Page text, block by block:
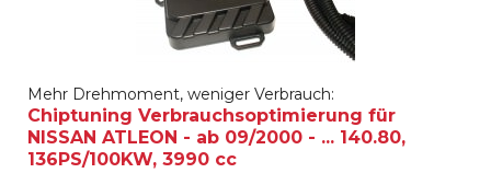
Mehr Drehmoment, weniger Verbrauch:
Chiptuning Verbrauchsoptimierung für
NISSAN ATLEON - ab 09/2000 - ... 140.80,
136PS/100KW, 3990 cc